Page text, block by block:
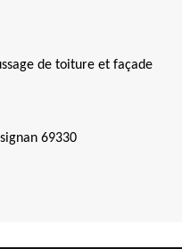
de toiture et façade
69330